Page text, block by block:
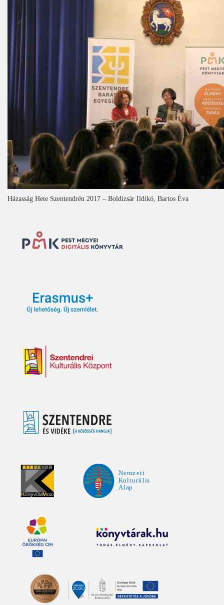
Házasság Hete Szentendrén 2017 – Boldizsár Ildikó, Bartos Éva